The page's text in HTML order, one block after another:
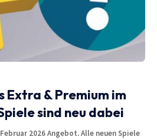
Extra & Premium im
sind neu dabei
2026 Angebot. Alle neuen Spiele